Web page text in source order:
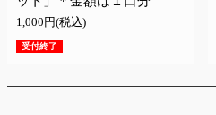
1,000円(税込)
受付終了